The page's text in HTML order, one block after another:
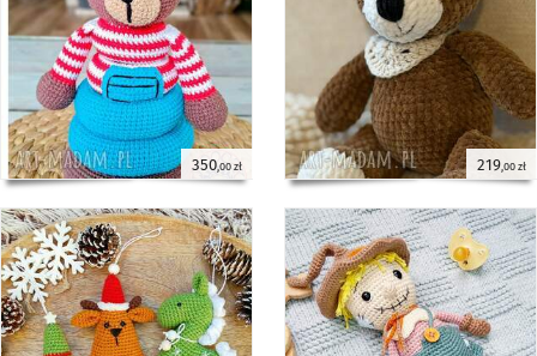
350,00 zł 219,00 zł